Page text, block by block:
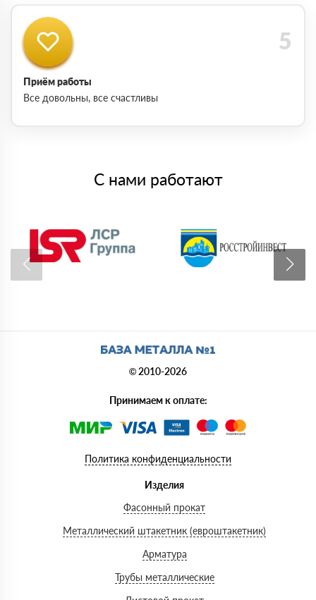
Приём работы
Все довольны, все счастливы
С нами работают
© 2010-2026
Принимаем к оплате:
Политика конфиденциальности
Изделия
Фасонный прокат
Металлический штакетник (евроштакетник)
Арматура
Трубы металлические